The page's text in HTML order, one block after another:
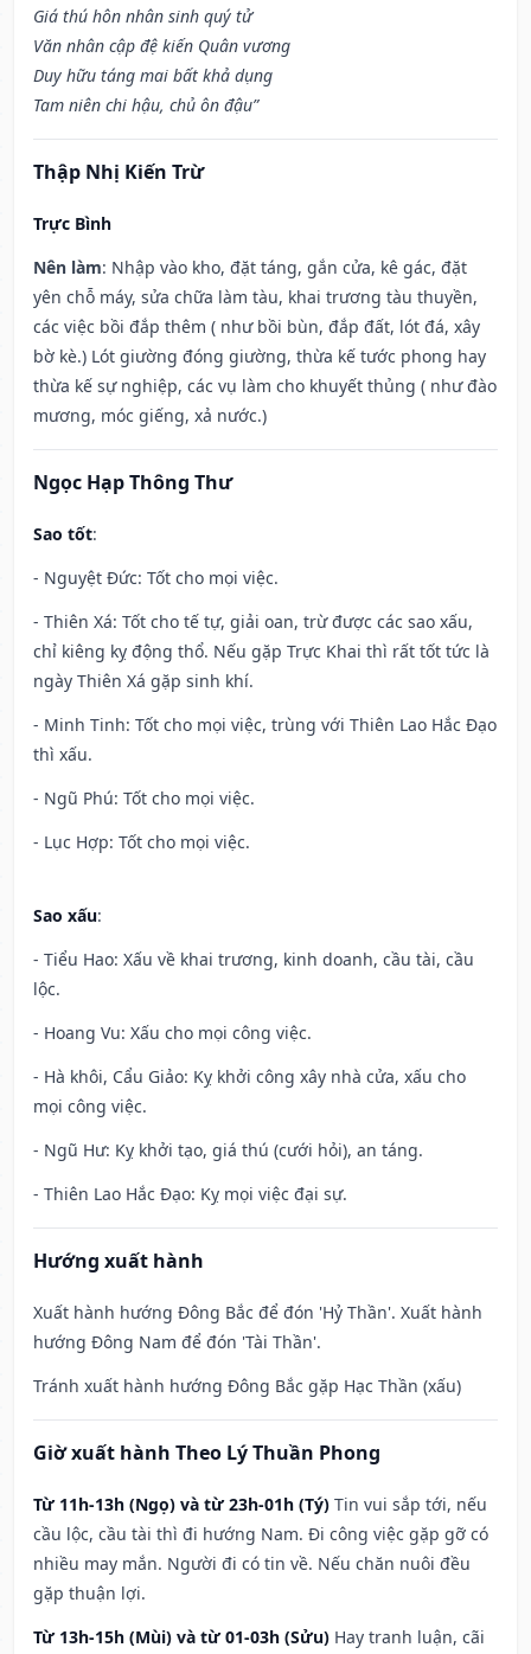
Giá thú hôn nhân sinh quý tử
Văn nhân cập đệ kiến Quân vương
Duy hữu táng mai bất khả dụng
Tam niên chi hậu, chủ ôn đậu”
Thập Nhị Kiến Trừ
Trực Bình
Nên làm: Nhập vào kho, đặt táng, gắn cửa, kê gác, đặt
yên chỗ máy, sửa chữa làm tàu, khai trương tàu thuyền,
các việc bồi đắp thêm ( như bồi bùn, đắp đất, lót đá, xây
bờ kè.) Lót giường đóng giường, thừa kế tước phong hay
thừa kế sự nghiệp, các vụ làm cho khuyết thủng ( như đào
mương, móc giếng, xả nước.)
Ngọc Hạp Thông Thư
Sao tốt:
- Nguyệt Đức: Tốt cho mọi việc.
- Thiên Xá: Tốt cho tế tự, giải oan, trừ được các sao xấu,
chỉ kiêng kỵ động thổ. Nếu gặp Trực Khai thì rất tốt tức là
ngày Thiên Xá gặp sinh khí.
- Minh Tinh: Tốt cho mọi việc, trùng với Thiên Lao Hắc Đạo
thì xấu.
- Ngũ Phú: Tốt cho mọi việc.
- Lục Hợp: Tốt cho mọi việc.
Sao xấu:
- Tiểu Hao: Xấu về khai trương, kinh doanh, cầu tài, cầu
lộc.
- Hoang Vu: Xấu cho mọi công việc.
- Hà khôi, Cẩu Giảo: Kỵ khởi công xây nhà cửa, xấu cho
mọi công việc.
- Ngũ Hư: Kỵ khởi tạo, giá thú (cưới hỏi), an táng.
- Thiên Lao Hắc Đạo: Kỵ mọi việc đại sự.
Hướng xuất hành
Xuất hành hướng Đông Bắc để đón 'Hỷ Thần'. Xuất hành
hướng Đông Nam để đón 'Tài Thần'.
Tránh xuất hành hướng Đông Bắc gặp Hạc Thần (xấu)
Giờ xuất hành Theo Lý Thuần Phong
Từ 11h-13h (Ngọ) và từ 23h-01h (Tý) Tin vui sắp tới, nếu
cầu lộc, cầu tài thì đi hướng Nam. Đi công việc gặp gỡ có
nhiều may mắn. Người đi có tin về. Nếu chăn nuôi đều
gặp thuận lợi.
Từ 13h-15h (Mùi) và từ 01-03h (Sửu) Hay tranh luận, cãi